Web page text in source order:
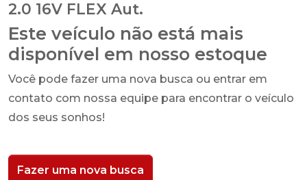
2.0 16V FLEX Aut.
Este veículo não está mais
disponível em nosso estoque
Você pode fazer uma nova busca ou entrar em
contato com nossa equipe para encontrar o veículo
dos seus sonhos!
Fazer uma nova busca